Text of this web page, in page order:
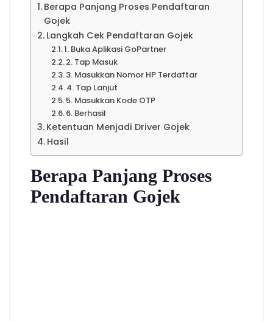
Berapa Panjang Proses Pendaftaran
Gojek
Langkah Cek Pendaftaran Gojek
1. Buka Aplikasi GoPartner
2. Tap Masuk
3. Masukkan Nomor HP Terdaftar
4. Tap Lanjut
5. Masukkan Kode OTP
6. Berhasil
Ketentuan Menjadi Driver Gojek
Hasil
Berapa Panjang Proses
Pendaftaran Gojek